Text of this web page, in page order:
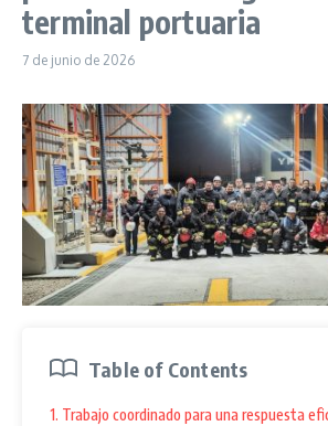
terminal portuaria
7 de junio de 2026
Table of Contents
1. Trabajo coordinado para una respuesta